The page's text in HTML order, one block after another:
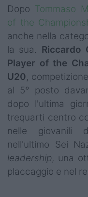
Rugby World
Super Rugby
Rugby in TV
Mercato
Serie A Elite
Campionati
Serie A
Serie B
Serie C
Dopo Tommaso
of the
anche nella
la sua. Riccardo
Player of the
U20,
al 5° posto
dopo l'ultima
trequarti centro
nelle giovanili
nell'ultimo Sei
leadership, una
placcaggio e nel